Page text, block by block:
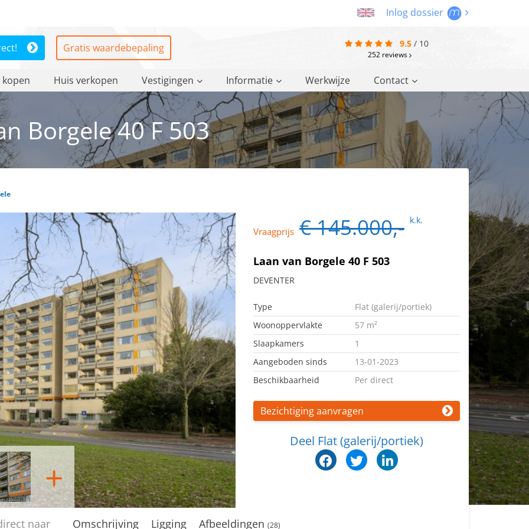
Inlog dossier
Gratis waardebepaling 9.5 / 10
252 reviews
Huis verkopen Vestigingen Informatie Werkwijze Contact
Borgele 40 F 503
+
Vraagprijs € 145.000,- k.k.
Laan van Borgele 40 F 503
DEVENTER
Type
Flat (galerij/portiek)
Woonoppervlakte
57 m²
Slaapkamers
1
Aangeboden sinds
13-01-2023
Beschikbaarheid
Per direct
Bezichtiging aanvragen
Deel Flat (galerij/portiek)
naar Omschrijving Ligging Afbeeldingen (28)